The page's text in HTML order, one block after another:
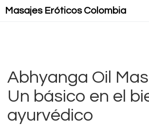
Masajes Eróticos Colombia
Masajes
Masaje
Abhyanga Oil
Un básico en el
ayurvédico